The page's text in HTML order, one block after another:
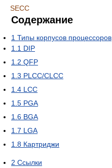
SECC
Содержание
1 Типы корпусов процессоров
1.1 DIP
1.2 QFP
1.3 PLCC/CLCC
1.4 LCC
1.5 PGA
1.6 BGA
1.7 LGA
1.8 Картриджи
2 Ссылки